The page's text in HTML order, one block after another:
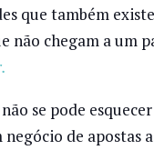
que também
não chegam a um
se pode
negócio de apostas